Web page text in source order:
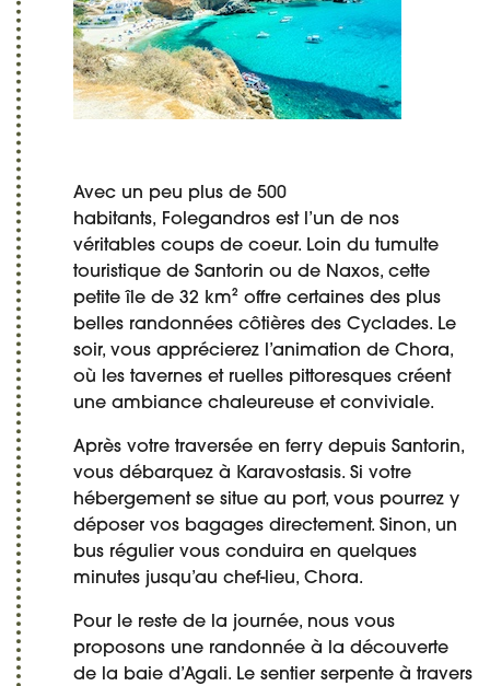
Avec un peu plus de 500
habitants, Folegandros est l’un de nos
véritables coups de coeur. Loin du tumulte
touristique de Santorin ou de Naxos, cette
petite île de 32 km² offre certaines des plus
belles randonnées côtières des Cyclades. Le
soir, vous apprécierez l’animation de Chora,
où les tavernes et ruelles pittoresques créent
une ambiance chaleureuse et conviviale.
Après votre traversée en ferry depuis Santorin,
vous débarquez à Karavostasis. Si votre
hébergement se situe au port, vous pourrez y
déposer vos bagages directement. Sinon, un
bus régulier vous conduira en quelques
minutes jusqu’au chef-lieu, Chora.
Pour le reste de la journée, nous vous
proposons une randonnée à la découverte
de la baie d’Agali. Le sentier serpente à travers